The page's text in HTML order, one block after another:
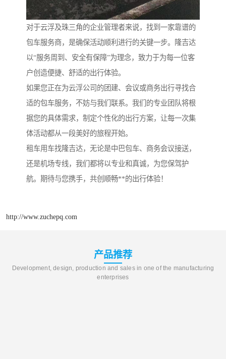
对于云浮及珠三角的企业管理者来说，找到一家靠谱的
包车服务商，是确保活动顺利进行的关键一步。隆吉达
以“服务周到、安全有保障”为理念，致力于为每一位客
户创造便捷、舒适的出行体验。
如果您正在为云浮公司的团建、会议或商务出行寻找合
适的包车服务，不妨与我们联系。我们的专业团队将根
据您的具体需求，制定个性化的出行方案，让每一次集
体活动都从一段美好的旅程开始。
租车用车找隆吉达，无论是中巴包车、商务会议接送，
还是机场专线，我们都将以专业和真诚，为您保驾护
航。期待与您携手，共创顺畅**的出行体验！
http://www.zuchepq.com
产品推荐
Development, design, production and sales in one of the manufacturing
enterprises